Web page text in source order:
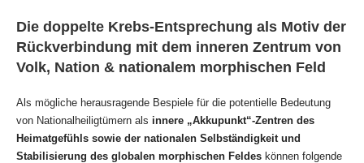
Die doppelte Krebs-Entsprechung als Motiv der
Rückverbindung mit dem inneren Zentrum von
Volk, Nation & nationalem morphischen Feld
Als mögliche herausragende Bespiele für die potentielle Bedeutung
von Nationalheiligtümern als innere „Akkupunkt“-Zentren des
Heimatgefühls sowie der nationalen Selbständigkeit und
Stabilisierung des globalen morphischen Feldes können folgende